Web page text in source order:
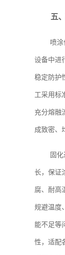
五
喷
设备中进
稳定防护
工采用标
充分熔融
成致密、
固
长，保证
腐、耐高
规避温度
能不足等
性，适配